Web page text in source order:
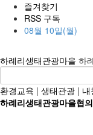
즐겨찾기
RSS 구독
08월 10일(월)
하례리생태관광마을 하
환경교육 | 생태관광 | 내
하례리생태관광마을협